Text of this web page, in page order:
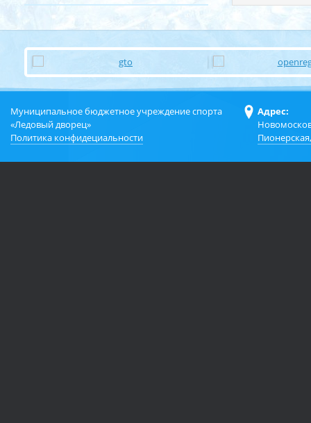
Муниципальное бюджетное учреждение спорта
«Ледовый дворец»
Политика конфидециальности
Адрес: